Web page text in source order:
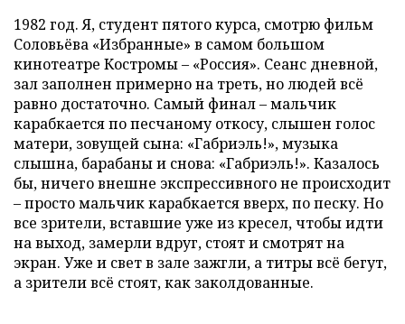
1982 год. Я, студент пятого курса, смотрю фильм
Соловьёва «Избранные» в самом большом
кинотеатре Костромы – «Россия». Сеанс дневной,
зал заполнен примерно на треть, но людей всё
равно достаточно. Самый финал – мальчик
карабкается по песчаному откосу, слышен голос
матери, зовущей сына: «Габриэль!», музыка
слышна, барабаны и снова: «Габриэль!». Казалось
бы, ничего внешне экспрессивного не происходит
– просто мальчик карабкается вверх, по песку. Но
все зрители, вставшие уже из кресел, чтобы идти
на выход, замерли вдруг, стоят и смотрят на
экран. Уже и свет в зале зажгли, а титры всё бегут,
а зрители всё стоят, как заколдованные.